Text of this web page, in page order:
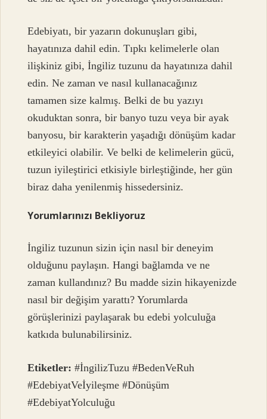
Edebiyatı, bir yazarın dokunuşları gibi,
hayatınıza dahil edin. Tıpkı kelimelerle olan
ilişkiniz gibi, İngiliz tuzunu da hayatınıza dahil
edin. Ne zaman ve nasıl kullanacağınız
tamamen size kalmış. Belki de bu yazıyı
okuduktan sonra, bir banyo tuzu veya bir ayak
banyosu, bir karakterin yaşadığı dönüşüm kadar
etkileyici olabilir. Ve belki de kelimelerin gücü,
tuzun iyileştirici etkisiyle birleştiğinde, her gün
biraz daha yenilenmiş hissedersiniz.
Yorumlarınızı Bekliyoruz
İngiliz tuzunun sizin için nasıl bir deneyim
olduğunu paylaşın. Hangi bağlamda ve ne
zaman kullandınız? Bu madde sizin hikayenizde
nasıl bir değişim yarattı? Yorumlarda
görüşlerinizi paylaşarak bu edebi yolculuğa
katkıda bulunabilirsiniz.
Etiketler: #İngilizTuzu #BedenVeRuh
#EdebiyatVeİyileşme #Dönüşüm
#EdebiyatYolculuğu